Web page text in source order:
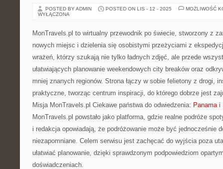
POSTED BY ADMIN POSTED ON LIS - 12 - 2025
MOŻLIWOŚĆ
WYŁĄCZONA
MonTravels.pl to wirtualny przewodnik po świecie, stworzony z
nowych miejsc i dzielenia się osobistymi przeżyciami z
wrażeń, którzy szukają nie tylko ładnych zdjęć, ale przede
ułatwiających planowanie weekendowych city breaków oraz
mniej znanych regionów. Strona łączy w sobie felietony z drogi,
praktyczne, tworząc centrum inspiracji, do którego dobrze jest
Misja MonTravels.pl Ciekawe państwa do odwiedzenia: Panamai
MonTravels.pl powstało jako platforma, gdzie realne podróże
i redakcja opowiadają, że podróżowanie może być jednocześnie
niezapomniane. Celem serwisu jest zachęcać do wyjścia poza
ułatwiać planowanie, dzięki sprawdzonym podpowiedziom
doświadczeniach.